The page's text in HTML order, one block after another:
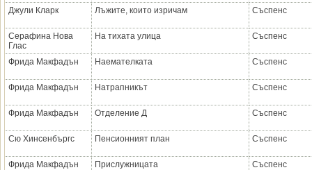
Джули Кларк Лъжите, които изричам Съспенс
Серафина Нова
Глас
На тихата улица Съспенс
Фрида Макфадън Наемателката Съспенс
Фрида Макфадън Натрапникът Съспенс
Фрида Макфадън Отделение Д Съспенс
Сю Хинсенбъргс Пенсионният план Съспенс
Фрида Макфадън Прислужницата Съспенс